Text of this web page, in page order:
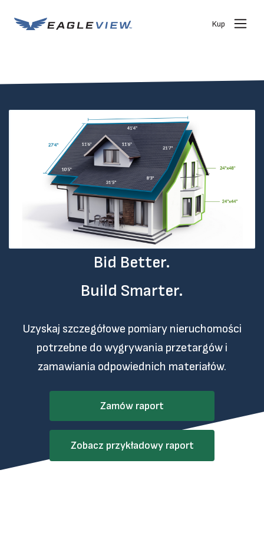
Kup
Bid Better.
Build Smarter.
Uzyskaj szczegółowe pomiary nieruchomości
potrzebne do wygrywania przetargów i
zamawiania odpowiednich materiałów.
Zamów raport
Zobacz przykładowy raport